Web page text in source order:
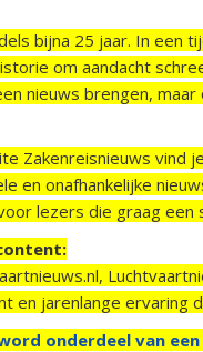
bijna 25 jaar. In een
om aandacht
nieuws brengen,
Zakenreisnieuws vind
en onafhankelijke
lezers die graag een
en jarenlange ervaring
onderdeel van